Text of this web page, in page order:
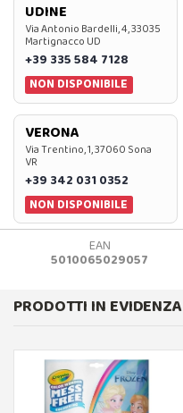
UDINE
Via Antonio Bardelli, 4, 33035
Martignacco UD
+39 335 584 7128
NON DISPONIBILE
VERONA
Via Trentino, 1, 37060 Sona
VR
+39 342 031 0352
NON DISPONIBILE
EAN
5010065029057
PRODOTTI IN EVIDENZA